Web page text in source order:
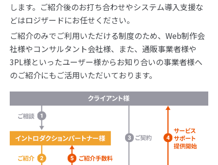
します。ご紹介後のお打ち合わせやシステム導入支援な
どはロジザードにお任せください。
ご紹介のみでご利用いただける制度のため、Web制作会
社様やコンサルタント会社様、また、通販事業者様や
3PL様といったユーザー様からお知り合いの事業者様へ
のご紹介にもご活用いただいております。